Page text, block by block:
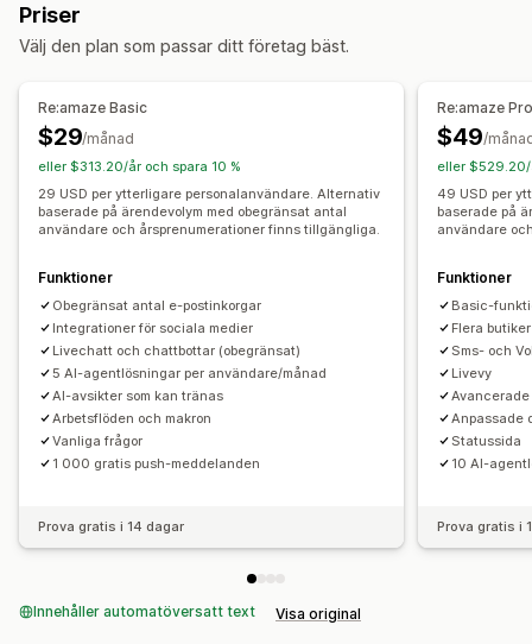
Kryptering
Vanliga frågor (FAQ)
Produktrekommendationer
Orderuppdateringar Korsförsäljning
Merförsäljning
Enkäter Skicka utskrifter
Anpassning
Chattfönster
Öppettider
Chattknappar Taggning Chattuppdrag
Chattflöden
Agent avatar
Självbetjäning
Vanliga frågor (FAQ)
Automatiska svar
AI-sammanfattningar
Automatisk tilldelning
Regelbaserade utlösare
Eskalering
Taggning Skräppostidentifiering Orderspårning
Analysverktyg
Priser
Välj den plan som passar ditt företag bäst.
Re:amaze Basic
$29/månad
eller $313.20/år och spara 10 %
29 USD per ytterligare personalanvändare. Alternativ
baserade på ärendevolym med obegränsat antal
användare och årsprenumerationer finns tillgängliga.
Funktioner
Obegränsat antal e-postinkorgar
Integrationer för sociala medier
Livechatt och chattbottar (obegränsat)
5 AI-agentlösningar per användare/månad
AI-avsikter som kan tränas
Arbetsflöden och makron
Vanliga frågor
1 000 gratis push-meddelanden
Prova gratis i 14 dagar
Re:amaze
$49/
eller $529.20/
49 USD per
baserade på
användare
Funktioner
Basic-
Flera butiker
Sms- och
Livevy
Anpassade
Statussida
10 AI-
Prova gratis i
Innehåller automatöversatt text Visa original